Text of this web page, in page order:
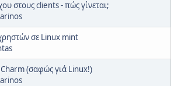
στους clients - πώς γίνεται;
σε Linux mint
(σαφώς γιά Linux!)